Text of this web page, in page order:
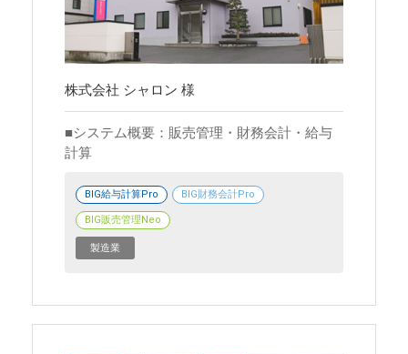
株式会社 シャロン 様
システム概要：販売管理・財務会計・給与
計算
BIG給与計算Pro BIG財務会計Pro
BIG販売管理Neo
製造業